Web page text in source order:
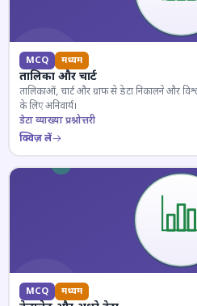
MCQ मध्यम
तालिका और चार्ट
तालिकाओं, चार्ट और ग्राफ से डेटा निकालने और
के लिए अनिवार्य।
डेटा व्याख्या प्रश्नोत्तरी
क्विज़ लें
MCQ मध्यम